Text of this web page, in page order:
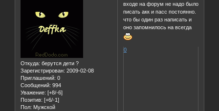
Откуда: берутся дети ?
Зарегистрирован: 2009-02-08
Приглашений: 0
Сообщений: 994
Уважение: [+8/-6]
Позитив: [+6/-1]
Пол: Мужской
входе на форум не надо было
писать акк и пасс постоянно.
что бы один раз написать и
оно запомнилось на всегда
0